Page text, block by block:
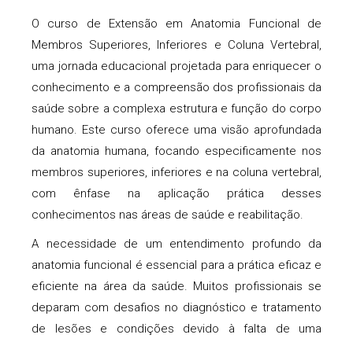
O curso de Extensão em Anatomia Funcional de
Membros Superiores, Inferiores e Coluna Vertebral,
uma jornada educacional projetada para enriquecer o
conhecimento e a compreensão dos profissionais da
saúde sobre a complexa estrutura e função do corpo
humano. Este curso oferece uma visão aprofundada
da anatomia humana, focando especificamente nos
membros superiores, inferiores e na coluna vertebral,
com ênfase na aplicação prática desses
conhecimentos nas áreas de saúde e reabilitação.
A necessidade de um entendimento profundo da
anatomia funcional é essencial para a prática eficaz e
eficiente na área da saúde. Muitos profissionais se
deparam com desafios no diagnóstico e tratamento
de lesões e condições devido à falta de uma